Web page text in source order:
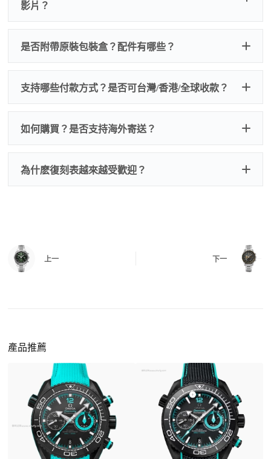
為事故，免費維修三年
人為事故我們只收更換配件
影片？
質檢查
度、錶帶等部位是否完好無瑕、貼合緊密。
是否有異音，再根據款式進行上弦與功能測試。
給您確認，確定沒有問題後才會安排出貨。
是否附帶原裝包裝盒？配件有哪些？
我們默認會提供普通盒子，如果需要原裝盒子可
以找我們搭配，選擇原裝盒子附屬配件：原裝盒
如是鋼帶手錶會贈送拆錶帶工具。
注：部分原裝盒子需要加錢購買，價格也不貴。
支持哪些付款方式？是否可台灣/香港/全球收款？
交易方式
如何購買？是否支持海外寄送？
請先透過網站上的聯繫方式與我們取得聯繫，將您感
們會先幫您確認版本與實際價格。
二、確認款式與價格
客服會與您確認品牌、尺寸、顏色、配件等細節，如
有現貨會直接幫您預留；若需要排單，我們也會事先
說明大約出貨時間。
為什麽復刻表越來越受歡迎？
：以原裝價格的十分之一即可享受相
同外觀與佩戴質感。
合日常通勤與旅行佩戴。
上一 下一
產品推薦